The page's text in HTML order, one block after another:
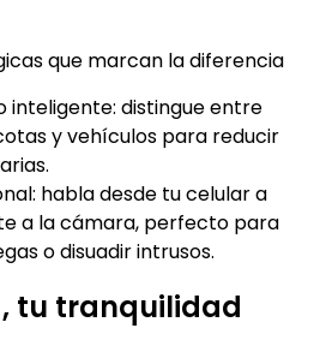
que marcan la diferencia
inteligente: distingue entre
y vehículos para reducir
habla desde tu celular a
a la cámara, perfecto para
o disuadir intrusos.
tu tranquilidad